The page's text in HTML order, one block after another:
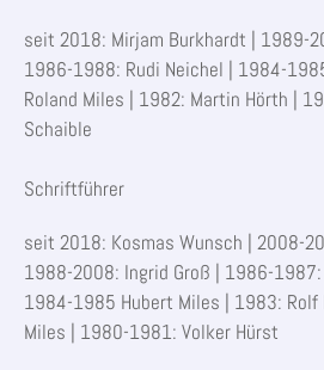
seit 2018: Mirjam Burkhardt | 1989-
1986-1988: Rudi Neichel | 1984-
Roland Miles | 1982: Martin Hörth |
Schaible
Schriftführer
seit 2018: Kosmas Wunsch | 2008-
1988-2008: Ingrid Groß | 1986-
1984-1985 Hubert Miles | 1983: Rolf
Miles | 1980-1981: Volker Hürst